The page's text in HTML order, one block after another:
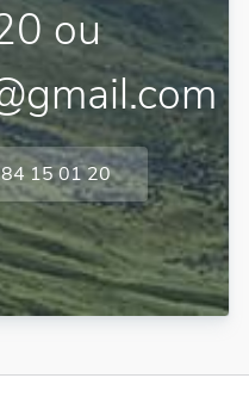
ou
15 01 20